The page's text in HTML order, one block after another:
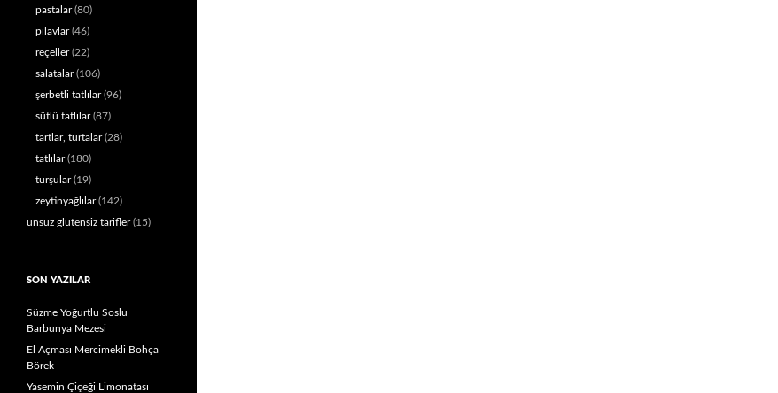
pastalar(80)
pilavlar(46)
reçeller(22)
salatalar(106)
şerbetli tatlılar(96)
sütlü tatlılar(87)
tartlar, turtalar(28)
tatlılar(180)
turşular(19)
zeytinyağlılar(142)
unsuz glutensiz tarifler(15)
SON YAZILAR
Süzme Yoğurtlu Soslu
Barbunya Mezesi
El Açması Mercimekli Bohça
Börek
Yasemin Çiçeği Limonatası